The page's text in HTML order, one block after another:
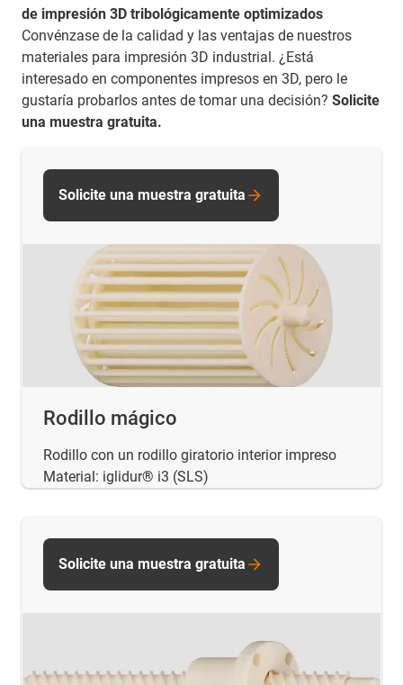
de impresión 3D tribológicamente optimizados
Convénzase de la calidad y las ventajas de nuestros
materiales para impresión 3D industrial. ¿Está
interesado en componentes impresos en 3D, pero le
gustaría probarlos antes de tomar una decisión? Solicite
una muestra gratuita.
Rodillo mágico
Rodillo con un rodillo giratorio interior impreso
Material: iglidur® i3 (SLS)
Solicite una muestra gratuita
Solicite una muestra gratuita